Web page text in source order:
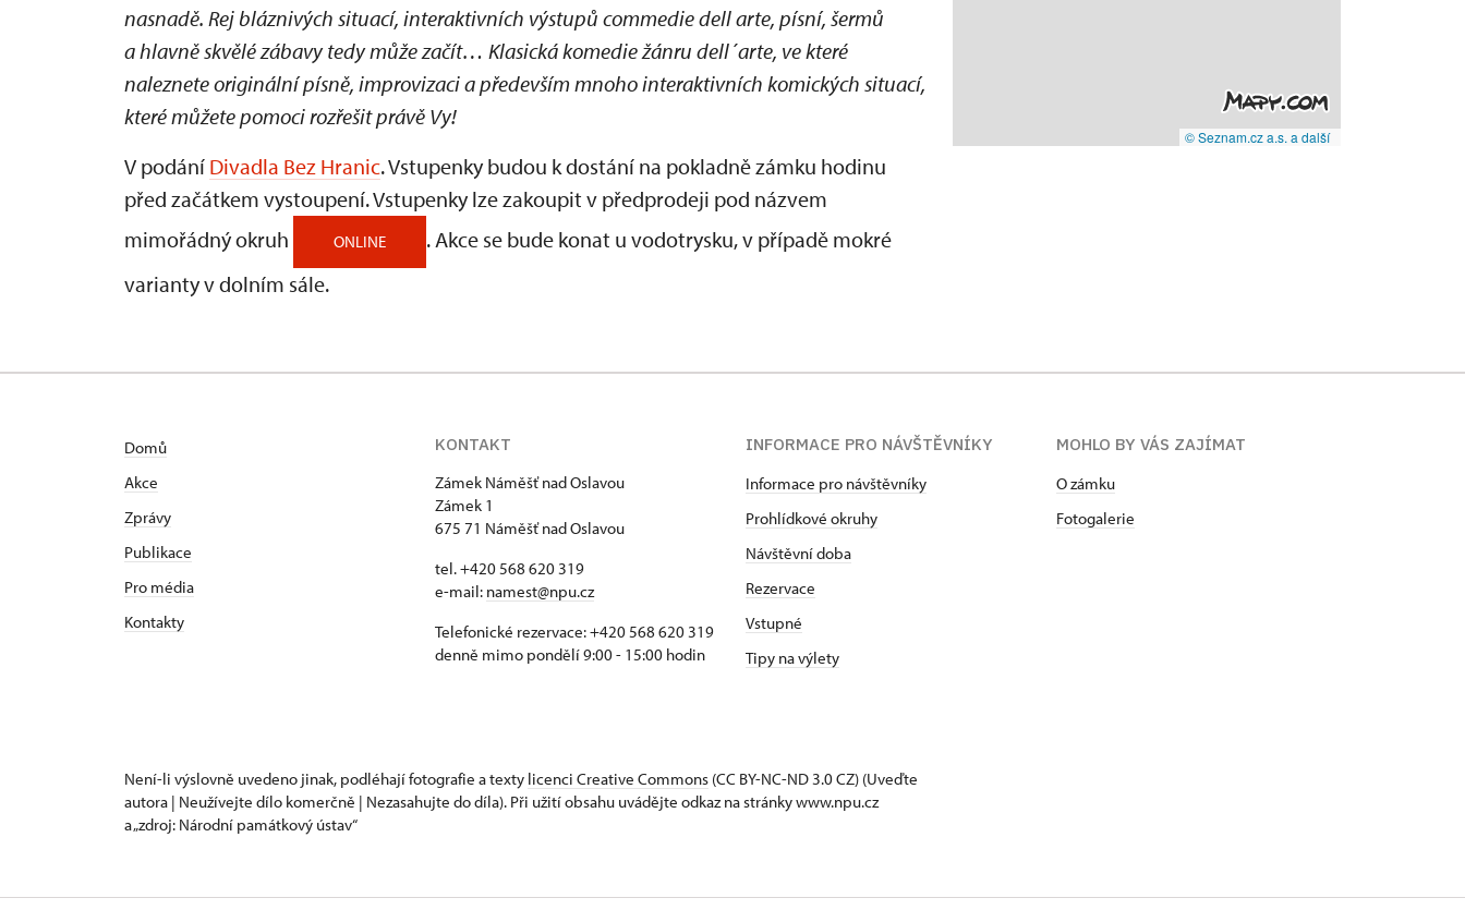
nasnadě. Rej bláznivých situací, interaktivních výstupů commedie dell arte, písní, šermů
a hlavně skvělé zábavy tedy může začít… Klasická komedie žánru dell´arte, ve které
naleznete originální písně, improvizaci a především mnoho interaktivních komických situací,
které můžete pomoci rozřešit právě Vy!
V podání Divadla Bez Hranic. Vstupenky budou k dostání na pokladně zámku hodinu
před začátkem vystoupení. Vstupenky lze zakoupit v předprodeji pod názvem
mimořádný okruh
ONLINE
. Akce se bude konat u vodotrysku, v případě mokré
varianty v dolním sále.
© Seznam.cz a.s. a další
Domů
Akce
Zprávy
Publikace
Pro média
Kontakty
KONTAKT
Zámek Náměšť nad Oslavou
Zámek 1
675 71 Náměšť nad Oslavou
tel. +420 568 620 319
e-mail: namest@npu.cz
Telefonické rezervace: +420 568 620 319
denně mimo pondělí 9:00 - 15:00 hodin
INFORMACE PRO NÁVŠTĚVNÍKY
Informace pro návštěvníky
Prohlídkové okruhy
Návštěvní doba
Rezervace
Vstupné
Tipy na výlety
MOHLO BY VÁS ZAJÍMAT
O zámku
Fotogalerie
Není-li výslovně uvedeno jinak, podléhají fotografie a texty licenci Creative Commons (CC BY-NC-ND 3.0 CZ) (Uveďte
autora | Neužívejte dílo komerčně | Nezasahujte do díla). Při užití obsahu uvádějte odkaz na stránky www.npu.cz
a „zdroj: Národní památkový ústav“